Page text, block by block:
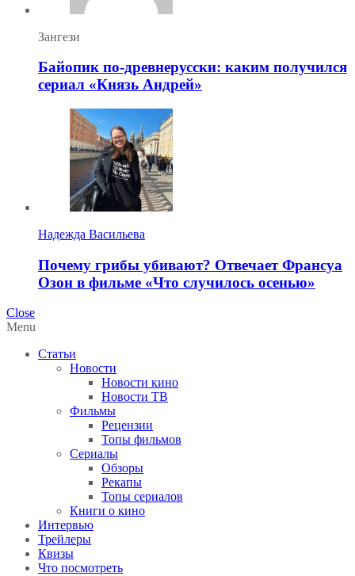
Зангези
Байопик по-древнерусски: каким получился
сериал «Князь Андрей»
Надежда Васильева
Почему грибы убивают? Отвечает Франсуа
Озон в фильме «Что случилось осенью»
Close
Menu
Статьи
Новости
Новости кино
Новости ТВ
Фильмы
Рецензии
Топы фильмов
Сериалы
Обзоры
Рекапы
Топы сериалов
Книги о кино
Интервью
Трейлеры
Квизы
Что посмотреть